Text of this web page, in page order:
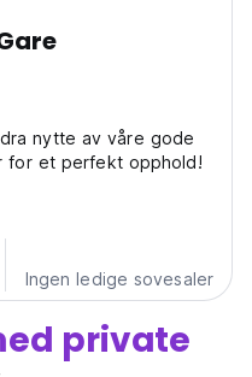
nytte av våre gode
for et perfekt opphold!
Ingen ledige sovesaler
private